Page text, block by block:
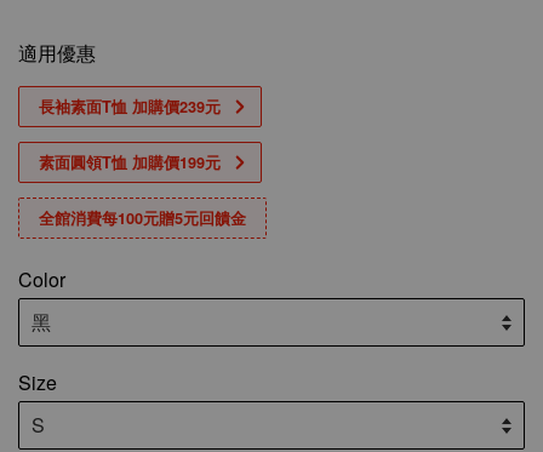
適用優惠
長袖素面T恤 加購價239元
素面圓領T恤 加購價199元
全館消費每100元贈5元回饋金
Color
Size